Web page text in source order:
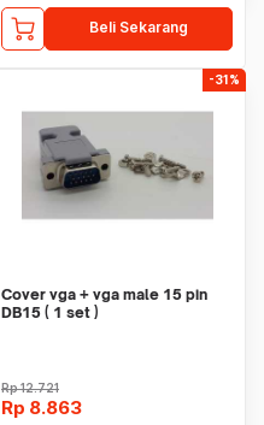
Beli Sekarang
-31%
Cover vga + vga male 15 pin
DB15 ( 1 set )
Rp12.721
Rp 8.863